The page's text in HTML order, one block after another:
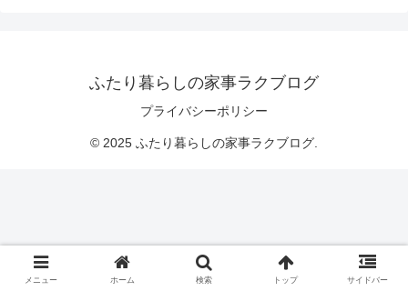
ふたり暮らしの家事ラクブログ
プライバシーポリシー
© 2025 ふたり暮らしの家事ラクブログ.
メニュー ホーム 検索 トップ サイドバー